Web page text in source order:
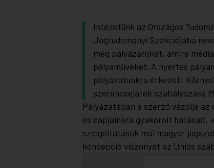
Intézetünk az Országos
Jogtudományi Szekciójába
meg pályázatokat, amire
pályaműveket. A nyertes
pályázatunkra érkezett
szerencsejáték szabályozása
Pályázatában a szerző vázolja
és napjainkra gyakorolt hatásait,
szolgáltatások mai magyar
koncepció viszonyát az Uniós